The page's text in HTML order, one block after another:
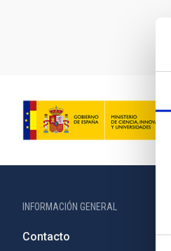
INFORMACIÓN GENERAL
Contacto